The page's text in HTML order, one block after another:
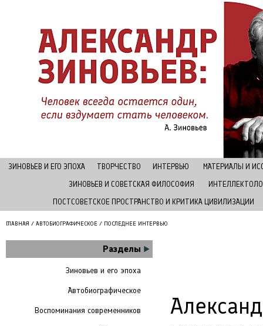
ЗИНОВЬЕВ И ЕГО ЭПОХА ТВОРЧЕСТВО ИНТЕРВЬЮ
МАТЕРИАЛЫ И
ЗИНОВЬЕВ И СОВЕТСКАЯ ФИЛОСОФИЯ
ПОСТСОВЕТСКОЕ ПРОСТРАНСТВО И КРИТИКА ЦИВИЛИЗАЦИИ
ГЛАВНАЯ / АВТОБИОГРАФИЧЕСКОЕ / ПОСЛЕДНЕЕ ИНТЕРВЬЮ
Разделы
Зиновьев и его эпоха
Автобиографическое
Воспоминания современников